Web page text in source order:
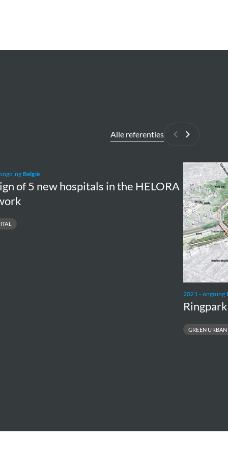
Alle referenties
VorigeVolgende
België
of 5 new hospitals in the HELORA
2021 - ongoing
GREEN URBAN
Ringpark
Zuid